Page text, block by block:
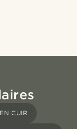
CUIR